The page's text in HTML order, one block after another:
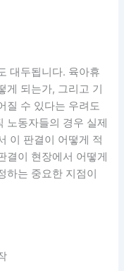
대두됩니다. 육아휴
게 되는가, 그리고 기
질 수 있다는 우려도
노동자들의 경우 실제
이 판결이 어떻게 적
결이 현장에서 어떻게
하는 중요한 지점이